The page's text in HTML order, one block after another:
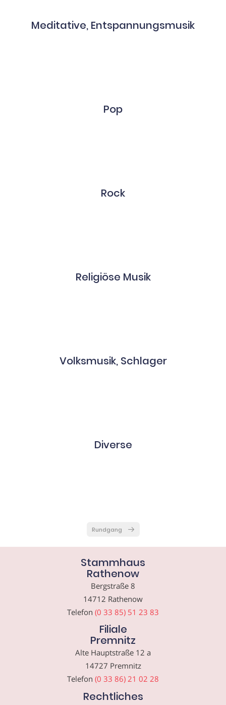
Meditative, Entspannungsmusik
Pop
Rock
Religiöse Musik
Volksmusik, Schlager
Diverse
Rundgang
Stammhaus
Rathenow
Bergstraße 8
14712 Rathenow
Telefon (0 33 85) 51 23 83
Filiale
Premnitz
Alte Hauptstraße 12 a
14727 Premnitz
Telefon (0 33 86) 21 02 28
Rechtliches